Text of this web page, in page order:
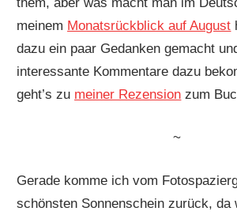
meinem Monatsrückblick auf August
dazu ein paar Gedanken gemacht
interessante Kommentare dazu
geht’s zu meiner Rezension zum
~
Gerade komme ich vom
schönsten Sonnenschein zurück, da